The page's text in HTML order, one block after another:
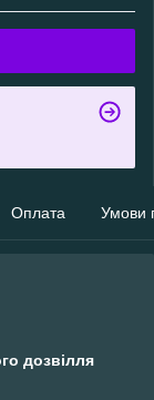
Оплата Умови
дозвілля